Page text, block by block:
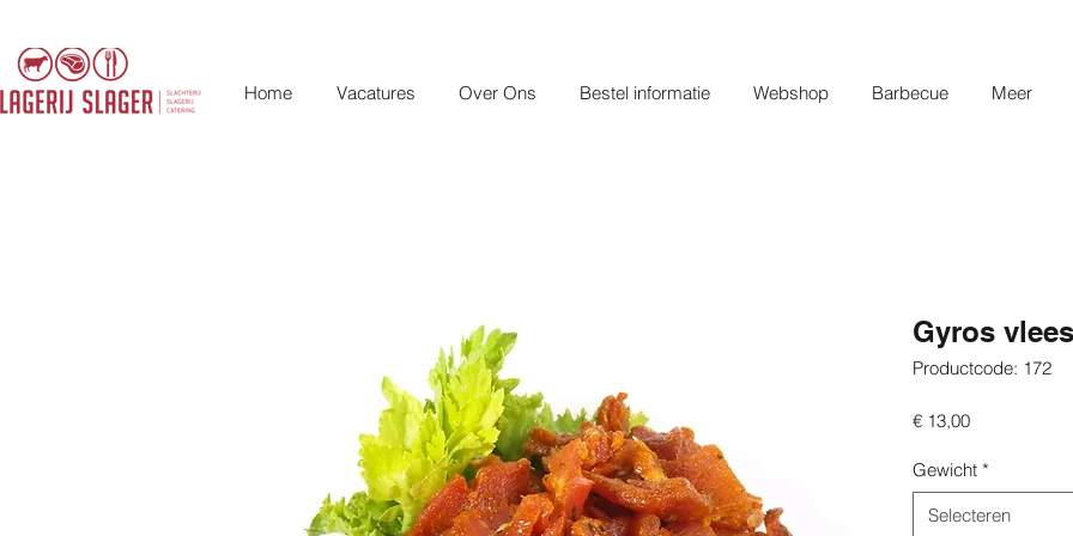
Home Vacatures Over Ons Bestel informatie Webshop Barbecue Meer
Gyros vlees
Productcode: 172
€ 13,00Prijs
Gewicht *
Selecteren